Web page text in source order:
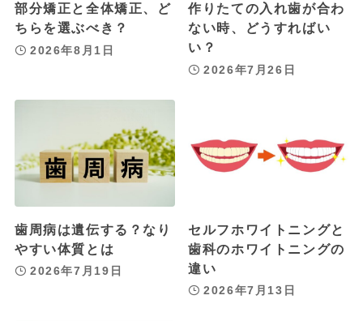
部分矯正と全体矯正、ど
ちらを選ぶべき？
2026年8月1日
作りたての入れ歯が合わ
ない時、どうすればい
い？
2026年7月26日
歯周病は遺伝する？なり
やすい体質とは
2026年7月19日
セルフホワイトニングと
歯科のホワイトニングの
違い
2026年7月13日